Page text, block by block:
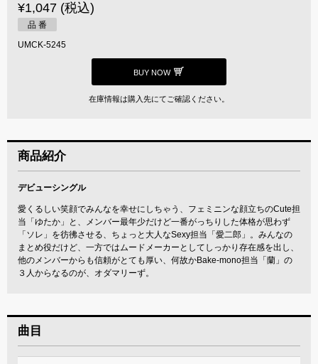
¥1,047 (税込)
品 番
UMCK-5245
BUY NOW
在庫情報は購入先にてご確認ください。
商品紹介
デビューシングル
愛くるしい笑顔でみんなを幸せにしちゃう、フェミニンな顔立ちのCute担
当「ゆたか」と、メンバー最年少だけど一番がっちりした体格が思わず
「ソレ」を彷彿させる、ちょっと大人なSexy担当「愛二郎」。みんなの
まとめ役だけど、一方ではムードメーカーとしてしっかり存在感を出し、
他のメンバーからも信頼がとても厚い、何故かBake-mono担当「蘭」の
３人からなるのが、オダマリーず。
曲目